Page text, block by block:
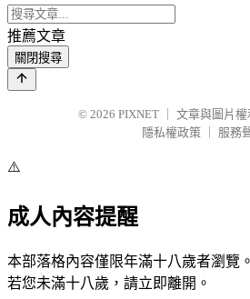
推薦文章
關閉搜尋
© 2026 PIXNET
文章與圖片
隱私權政策
服務
⚠️
成人內容提醒
本部落格內容僅限年滿十八歲者瀏覽。
若您未滿十八歲，請立即離開。